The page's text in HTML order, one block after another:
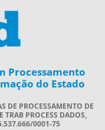
Processamento
do Estado
DE PROCESSAMENTO DE
TRAB PROCESS DADOS,
0001-75